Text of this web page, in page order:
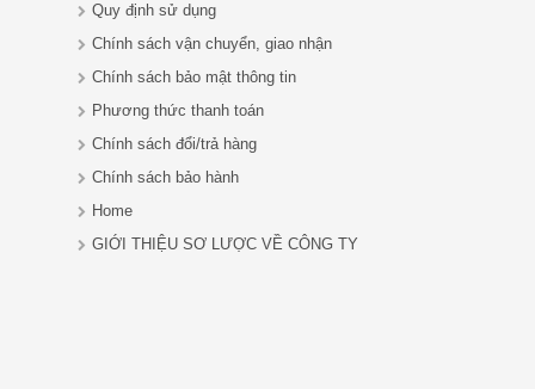
Quy định sử dụng
Chính sách vận chuyển, giao nhận
Chính sách bảo mật thông tin
Phương thức thanh toán
Chính sách đổi/trả hàng
Chính sách bảo hành
Home
GIỚI THIỆU SƠ LƯỢC VỀ CÔNG TY